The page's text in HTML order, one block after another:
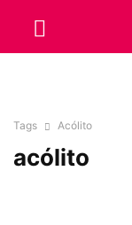
Tags Acólito
acólito